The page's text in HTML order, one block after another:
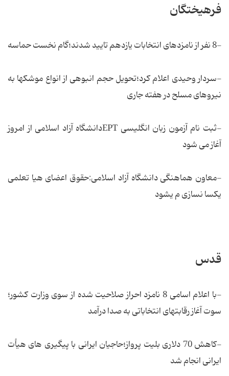
فرهیختگان
-8 نفر از نامزدهای انتخابات یازدهم تایید شدند؛گام نخست حماسه
-سردار وحیدی اعلام کرد؛تحویل حجم انبوهی از انواع موشکها به
نیروهای مسلح در هفته جاری
-ثبت نام آزمون زبان انگلیسی EPTدانشگاه آزاد اسلامی از امروز
آغاز می شود
-معاون هماهنگی دانشگاه آزاد اسلامی:حقوق اعضای هیا تعلمی
یکسا نسازی م یشود
قدس
-با اعلام اسامی 8 نامزد احراز صلاحیت شده از سوی وزارت کشور؛
سوت آغاز رقابتهای انتخاباتی به صدا درآمد
-كاهش 70 دلاری بلیت پرواز؛حاجیان ایرانی با پیگیری های هیأت
ایرانی انجام شد